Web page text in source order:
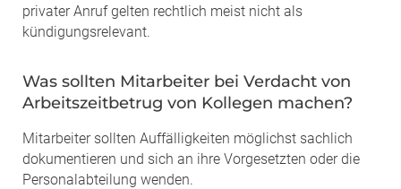
privater Anruf gelten rechtlich meist nicht als
kündigungsrelevant.
Was sollten Mitarbeiter bei Verdacht von
Arbeitszeitbetrug von Kollegen machen?
Mitarbeiter sollten Auffälligkeiten möglichst sachlich
dokumentieren und sich an ihre Vorgesetzten oder die
Personalabteilung wenden.